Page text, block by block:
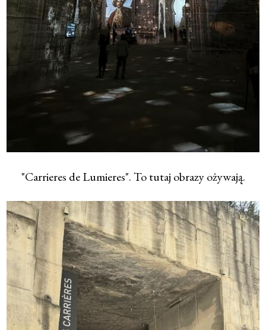
"Carrieres de Lumieres". To tutaj obrazy ożywają.